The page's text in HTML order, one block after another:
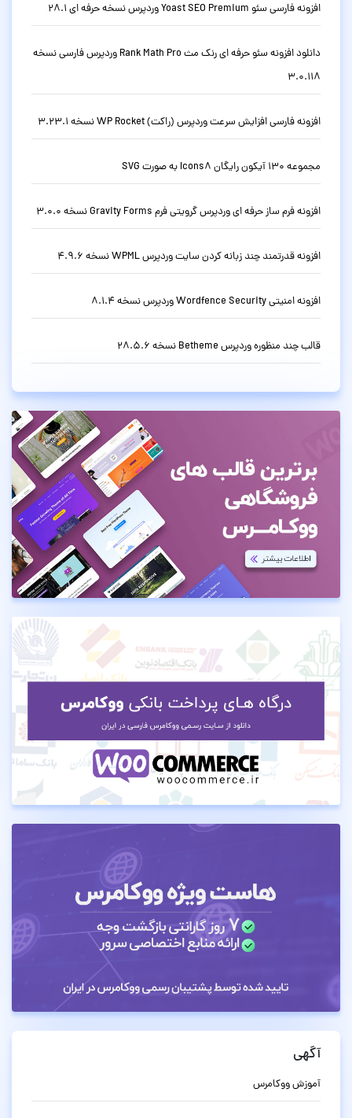
افزونه فارسی سئو Yoast SEO Premium وردپرس نسخه حرفه ای 28.1
دانلود افزونه سئو حرفه ای رنک مث Rank Math Pro وردپرس فارسی نسخه
3.0.118
افزونه فارسی افزایش سرعت وردپرس (راکت) WP Rocket نسخه 3.23.1
مجموعه 130 آیکون رایگان Icons8 به صورت SVG
افزونه فرم ساز حرفه ای وردپرس گرویتی فرم Gravity Forms نسخه 3.0.0
افزونه قدرتمند چند زبانه کردن سایت وردپرس WPML نسخه 4.9.6
افزونه امنیتی Wordfence Security وردپرس نسخه 8.1.4
قالب چند منظوره وردپرس Betheme نسخه 28.5.6
آگهی
آموزش ووکامرس